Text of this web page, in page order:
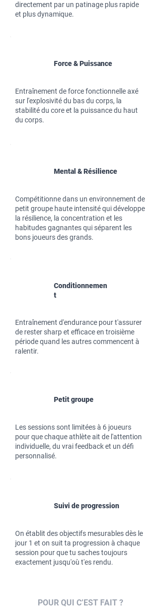
directement par un patinage plus rapide
et plus dynamique.
Force & Puissance
Entraînement de force fonctionnelle axé
sur l'explosivité du bas du corps, la
stabilité du core et la puissance du haut
du corps.
Mental & Résilience
Compétitionne dans un environnement de
petit groupe haute intensité qui développe
la résilience, la concentration et les
habitudes gagnantes qui séparent les
bons joueurs des grands.
Conditionnemen
t
Entraînement d'endurance pour t'assurer
de rester sharp et efficace en troisième
période quand les autres commencent à
ralentir.
Petit groupe
Les sessions sont limitées à 6 joueurs
pour que chaque athlète ait de l'attention
individuelle, du vrai feedback et un défi
personnalisé.
Suivi de progression
On établit des objectifs mesurables dès le
jour 1 et on suit ta progression à chaque
session pour que tu saches toujours
exactement jusqu'où t'es rendu.
POUR QUI C’EST FAIT ?